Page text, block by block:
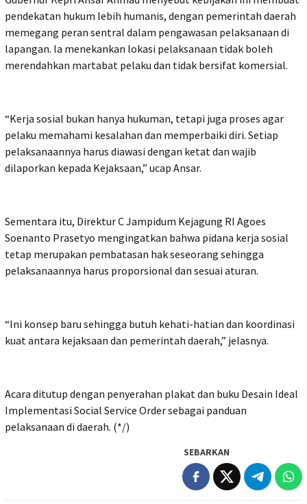
pendekatan hukum lebih humanis, dengan pemerintah daerah
memegang peran sentral dalam pengawasan pelaksanaan di
lapangan. Ia menekankan lokasi pelaksanaan tidak boleh
merendahkan martabat pelaku dan tidak bersifat komersial.
“Kerja sosial bukan hanya hukuman, tetapi juga proses agar
pelaku memahami kesalahan dan memperbaiki diri. Setiap
pelaksanaannya harus diawasi dengan ketat dan wajib
dilaporkan kepada Kejaksaan,” ucap Ansar.
Sementara itu, Direktur C Jampidum Kejagung RI Agoes
Soenanto Prasetyo mengingatkan bahwa pidana kerja sosial
tetap merupakan pembatasan hak seseorang sehingga
pelaksanaannya harus proporsional dan sesuai aturan.
“Ini konsep baru sehingga butuh kehati-hatian dan koordinasi
kuat antara kejaksaan dan pemerintah daerah,” jelasnya.
Acara ditutup dengan penyerahan plakat dan buku Desain Ideal
Implementasi Social Service Order sebagai panduan
pelaksanaan di daerah. (*/)
SEBARKAN